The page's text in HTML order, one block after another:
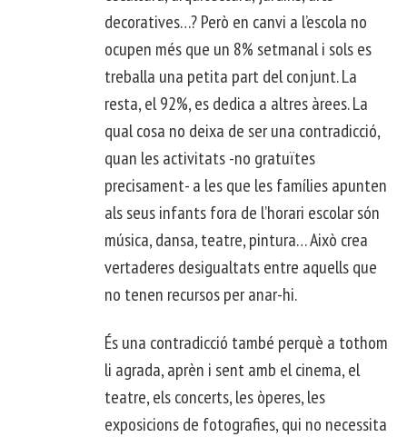
decoratives…? Però en canvi a l’escola no
ocupen més que un 8% setmanal i sols es
treballa una petita part del conjunt. La
resta, el 92%, es dedica a altres àrees. La
qual cosa no deixa de ser una contradicció,
quan les activitats -no gratuïtes
precisament- a les que les famílies apunten
als seus infants fora de l’horari escolar són
música, dansa, teatre, pintura… Això crea
vertaderes desigualtats entre aquells que
no tenen recursos per anar-hi.
És una contradicció també perquè a tothom
li agrada, aprèn i sent amb el cinema, el
teatre, els concerts, les òperes, les
exposicions de fotografies, qui no necessita